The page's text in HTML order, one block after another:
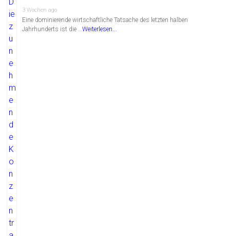
3 Wochen ago
Eine dominierende wirtschaftliche Tatsache des letzten halben
Jahrhunderts ist die …Weiterlesen...